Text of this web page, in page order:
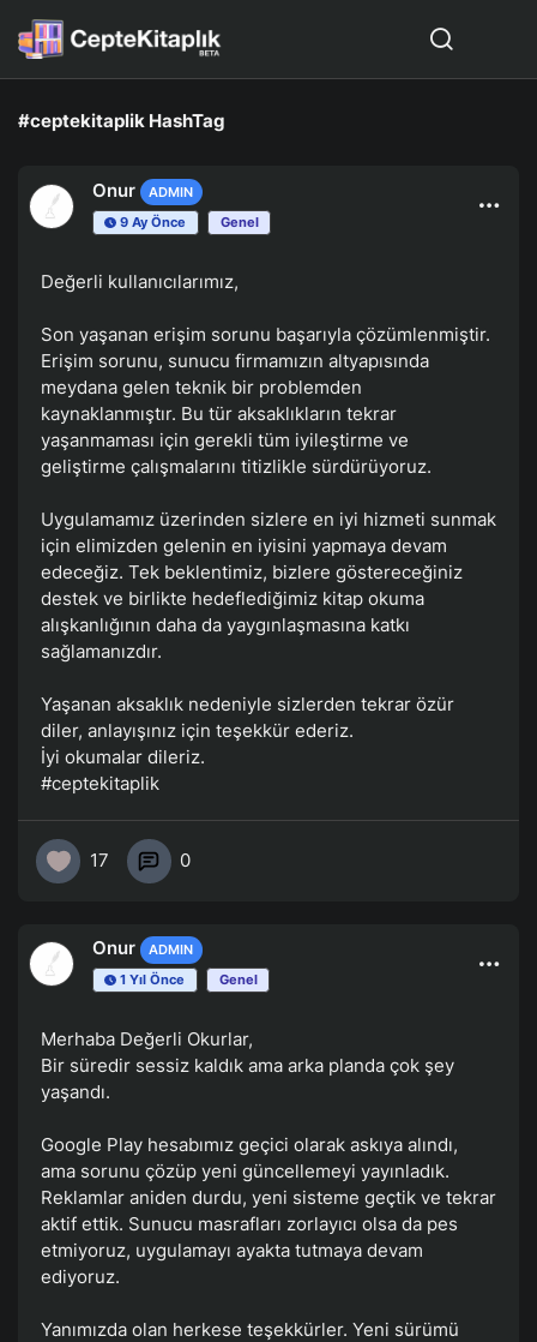
#ceptekitaplik HashTag
Onur
ADMIN
9 Ay Önce
Genel
Değerli kullanıcılarımız,
Son yaşanan erişim sorunu başarıyla çözümlenmiştir.
Erişim sorunu, sunucu firmamızın altyapısında
meydana gelen teknik bir problemden
kaynaklanmıştır. Bu tür aksaklıkların tekrar
yaşanmaması için gerekli tüm iyileştirme ve
geliştirme çalışmalarını titizlikle sürdürüyoruz.
Uygulamamız üzerinden sizlere en iyi hizmeti sunmak
için elimizden gelenin en iyisini yapmaya devam
edeceğiz. Tek beklentimiz, bizlere göstereceğiniz
destek ve birlikte hedeflediğimiz kitap okuma
alışkanlığının daha da yaygınlaşmasına katkı
sağlamanızdır.
Yaşanan aksaklık nedeniyle sizlerden tekrar özür
diler, anlayışınız için teşekkür ederiz.
İyi okumalar dileriz.
#ceptekitaplik
17 0
Onur
ADMIN
1 Yıl Önce
Genel
Merhaba Değerli Okurlar,
Bir süredir sessiz kaldık ama arka planda çok şey
yaşandı.
Google Play hesabımız geçici olarak askıya alındı,
ama sorunu çözüp yeni güncellemeyi yayınladık.
Reklamlar aniden durdu, yeni sisteme geçtik ve tekrar
aktif ettik. Sunucu masrafları zorlayıcı olsa da pes
etmiyoruz, uygulamayı ayakta tutmaya devam
ediyoruz.
Yanımızda olan herkese teşekkürler. Yeni sürümü